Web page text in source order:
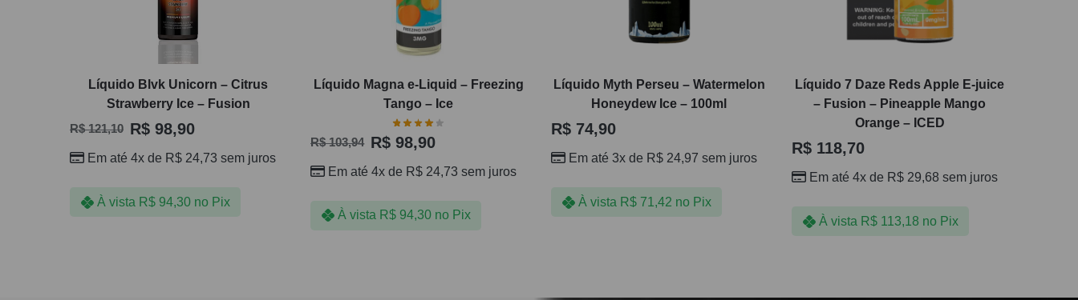
Líquido Blvk Unicorn – Citrus
Strawberry Ice – Fusion
R$121,10 R$ 98,90
Em até 4x de R$ 24,73 sem juros
À vista R$94,30 no Pix
Líquido Magna e-Liquid – Freezing
Tango – Ice
R$103,94 R$ 98,90
Em até 4x de R$ 24,73 sem juros
À vista R$94,30 no Pix
Líquido Myth Perseu – Watermelon
Honeydew Ice – 100ml
R$74,90
Em até 3x de R$24,97 sem juros
À vista R$71,42 no Pix
Líquido 7 Daze Reds Apple E-juice
– Fusion – Pineapple Mango
Orange – ICED
R$118,70
Em até 4x de R$29,68 sem juros
À vista R$113,18 no Pix